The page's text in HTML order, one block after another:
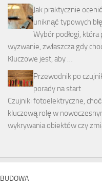
Jak praktycznie
uniknąć typowych
Wybór podłogi,
wyzwanie, zwłaszcza gdy
Kluczowe jest, aby …
Przewodnik po
porady na start
Czujniki fotoelektryczne,
kluczową rolę w
wykrywania obiektów czy
BUDOWA